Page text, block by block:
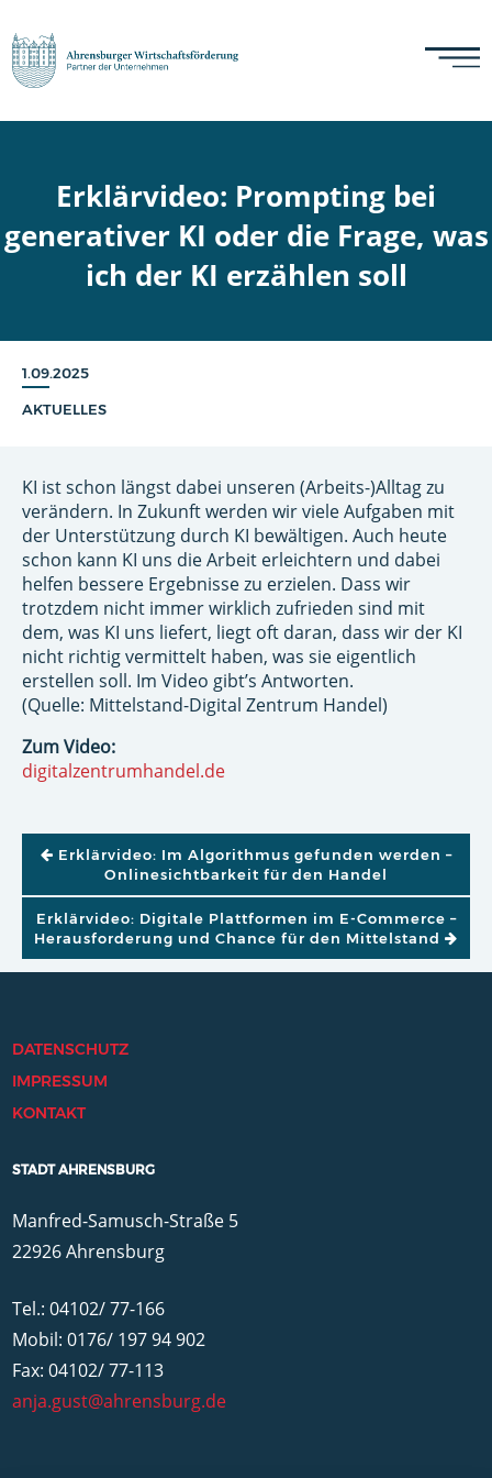
Erklärvideo: Prompting bei
generativer KI oder die Frage, was
ich der KI erzählen soll
1.09.2025
AKTUELLES
KI ist schon längst dabei unseren (Arbeits-)Alltag zu
verändern. In Zukunft werden wir viele Aufgaben mit
der Unterstützung durch KI bewältigen. Auch heute
schon kann KI uns die Arbeit erleichtern und dabei
helfen bessere Ergebnisse zu erzielen. Dass wir
trotzdem nicht immer wirklich zufrieden sind mit
dem, was KI uns liefert, liegt oft daran, dass wir der KI
nicht richtig vermittelt haben, was sie eigentlich
erstellen soll. Im Video gibt’s Antworten.
(Quelle: Mittelstand-Digital Zentrum Handel)
Zum Video:
digitalzentrumhandel.de
BEITRAGSNAVIGATION
Erklärvideo: Im Algorithmus gefunden werden –
Onlinesichtbarkeit für den Handel
Erklärvideo: Digitale Plattformen im E-Commerce –
Herausforderung und Chance für den Mittelstand
DATENSCHUTZ
IMPRESSUM
KONTAKT
STADT AHRENSBURG
Manfred-Samusch-Straße 5
22926 Ahrensburg
Tel.: 04102/ 77-166
Mobil: 0176/ 197 94 902
Fax: 04102/ 77-113
anja.gust@ahrensburg.de